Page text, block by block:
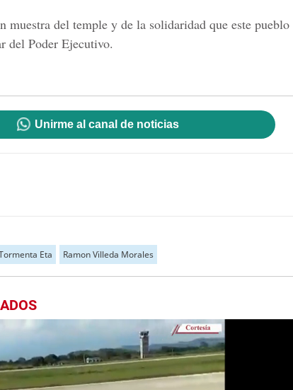
muestra del temple y de la solidaridad que este pueblo
del Poder Ejecutivo.
Unirme al canal de noticias
Eta Ramon Villeda Morales